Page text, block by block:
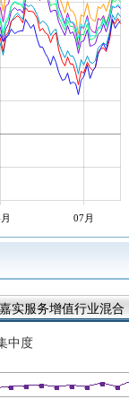
07月
嘉实服务增值行业混合
中度